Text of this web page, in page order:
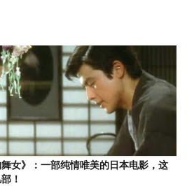
女》：一部纯情唯美的日本电影，这
！